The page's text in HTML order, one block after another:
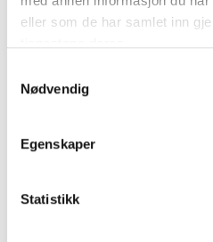
eller som de har samlet inn
Nødvendig
Egenskaper
Statistikk
Kr 245